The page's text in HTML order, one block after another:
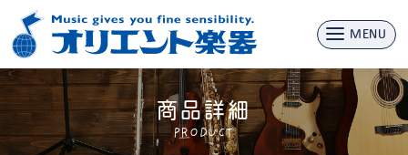
MENU
商品詳細
PRODUCT